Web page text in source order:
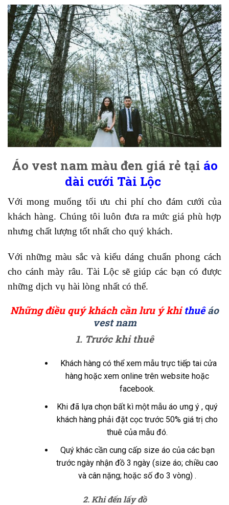
Áo vest nam màu đen giá rẻ tại áo
dài cưới Tài Lộc
Với mong muống tối ưu chi phí cho đám cưới của
khách hàng. Chúng tôi luôn đưa ra mức giá phù hợp
nhưng chất lượng tốt nhất cho quý khách.
Với những màu sắc và kiểu dáng chuẩn phong cách
cho cánh mày râu. Tài Lộc sẽ giúp các bạn có được
những dịch vụ hài lòng nhất có thể.
Những điều quý khách cần lưu ý khi thuêáo
vest nam
1. Trước khi thuê
Khách hàng có thể xem mẫu trực tiếp tai cửa
hàng hoặc xem online trên website hoặc
facebook.
Khi đã lựa chọn bất kì một mẫu áo ưng ý , quý
khách hàng phải đặt cọc trước 50% giá trị cho
thuê của mẫu đó.
Quý khác cần cung cấp size áo của các bạn
trước ngày nhận đồ 3 ngày (size áo; chiều cao
và cân nặng; hoặc số đo 3 vòng) .
2. Khi đến lấy đồ